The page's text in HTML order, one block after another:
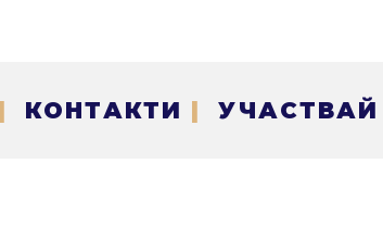
| КОНТАКТИ | УЧАСТВАЙ